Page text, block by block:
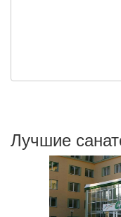
Лучшие